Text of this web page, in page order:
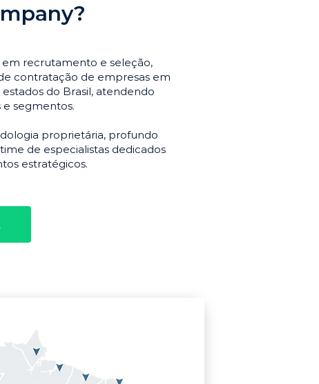
recrutamento e seleção,
contratação de empresas em
do Brasil, atendendo
segmentos.
proprietária, profundo
de especialistas dedicados
estratégicos.